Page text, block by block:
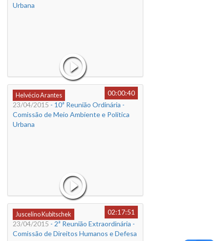
Urbana
Helvécio Arantes
00:00:40
23/04/2015 - 10ª Reunião Ordinária -
Comissão de Meio Ambiente e Política
Urbana
Juscelino Kubitschek
02:17:51
23/04/2015 - 2ª Reunião Extraordinária -
Comissão de Direitos Humanos e Defesa